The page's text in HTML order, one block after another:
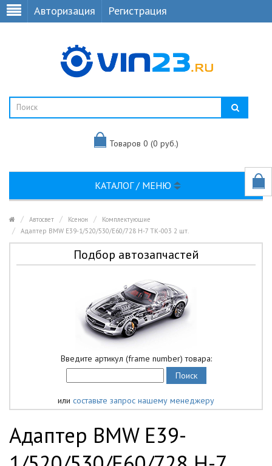
Авторизация Регистрация
Товаров 0 (0 руб.)
КАТАЛОГ / МЕНЮ
Автосвет Ксенон
Комплектующие
Адаптер BMW E39-1/520/530/E60/728 H-7 ТК-003 2 шт.
Подбор автозапчастей
Введите артикул (frame number) товара:
или составьте запрос нашему менеджеру
Адаптер BMW E39-